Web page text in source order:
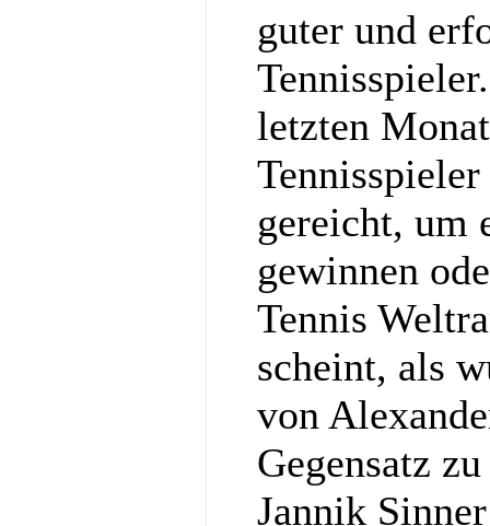
guter und
letzten
gereicht, um
gewinnen
Tennis
scheint, als
von
Gegensatz
Jannik